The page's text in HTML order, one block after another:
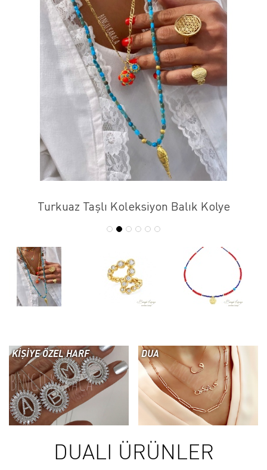
Turkuaz Taşlı Koleksiyon Balık Kolye
KİŞİYE ÖZEL HARF DUA
DUALI ÜRÜNLER